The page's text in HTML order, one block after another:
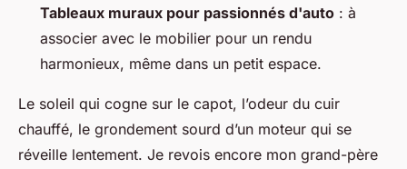
Tableaux muraux pour passionnés d'auto : à
associer avec le mobilier pour un rendu
harmonieux, même dans un petit espace.
Le soleil qui cogne sur le capot, l’odeur du cuir
chauffé, le grondement sourd d’un moteur qui se
réveille lentement. Je revois encore mon grand-père